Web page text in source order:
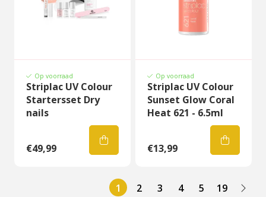
Op voorraad
Striplac UV Colour
Startersset Dry
nails
€49,99
Op voorraad
Striplac UV Colour
Sunset Glow Coral
Heat 621 - 6.5ml
€13,99
1 2 3 4 5 19